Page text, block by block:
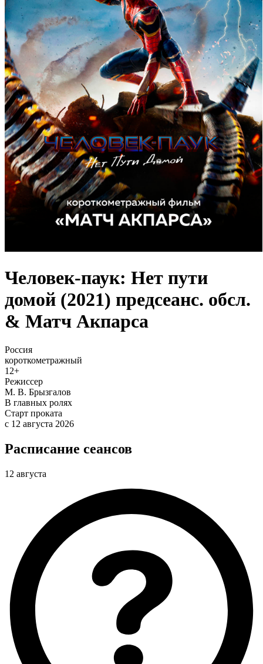
Человек-паук: Нет пути
домой (2021) предсеанс. обсл.
& Матч Акпарса
Россия
короткометражный
12+
Режиссер
М. В. Брызгалов
В главных ролях
Старт проката
c 12 августа 2026
Расписание сеансов
12 августа